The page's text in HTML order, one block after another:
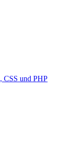
und PHP